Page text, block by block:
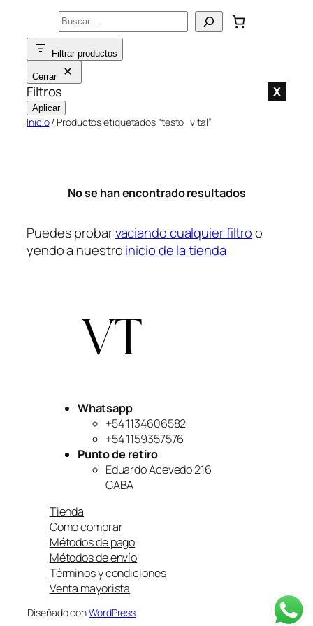
contenido
Buscar
Filtrar productos
Cerrar
Filtros X
Aplicar
Inicio/ Productos etiquetados “testo_vital”
No se han encontrado resultados
Puedes probarvaciando cualquier filtroo
yendo a nuestroinicio de la tienda
Whatsapp
+54 1134606582
+54 1159357576
Punto de retiro
Eduardo Acevedo 216
CABA
Tienda
Como comprar
Métodos de pago
Métodos de envío
Términos y condiciones
Venta mayorista
Diseñado conWordPress